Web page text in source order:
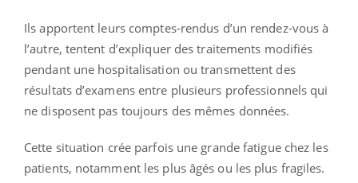
Ils apportent leurs comptes-rendus d’un rendez-vous à
l’autre, tentent d’expliquer des traitements modifiés
pendant une hospitalisation ou transmettent des
résultats d’examens entre plusieurs professionnels qui
ne disposent pas toujours des mêmes données.
Cette situation crée parfois une grande fatigue chez les
patients, notamment les plus âgés ou les plus fragiles.